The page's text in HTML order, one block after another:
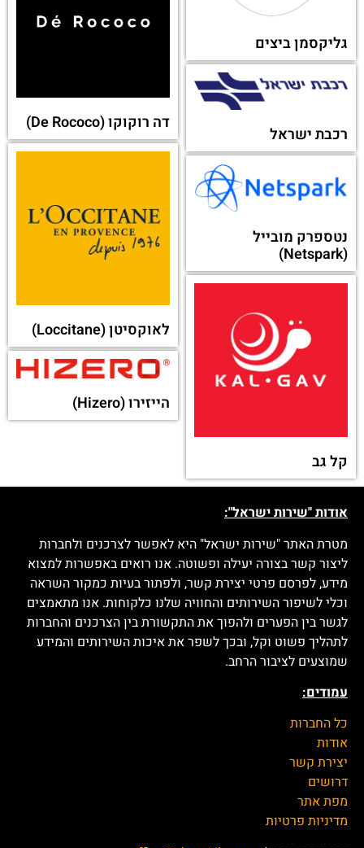
גליקסמן ביצים
רכבת ישראל
קל גב
אודות "שירות ישראל":
מטרת האתר "שירות ישראל" היא לאפשר לצרכנים ולחברות
ליצור קשר בצורה יעילה ופשוטה. אנו רואים באפשרות למצוא
מידע, לפרסם פרטי יצירת קשר, ולפתור בעיות כמקור השראה
וכלי לשיפור השירותים והחוויה שלנו כלקוחות. אנו מתאמצים
לתהליך פשוט וקל, ובכך לשפר את איכות השירותים והמידע
שמוצעים לציבור הרחב.
עמודים:
כל החברות
אודות
יצירת קשר